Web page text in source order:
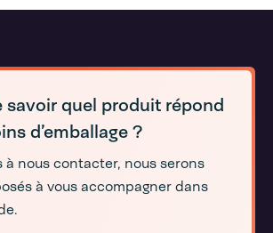
savoir quel produit répond
d’emballage ?
à nous contacter, nous serons
à vous accompagner dans